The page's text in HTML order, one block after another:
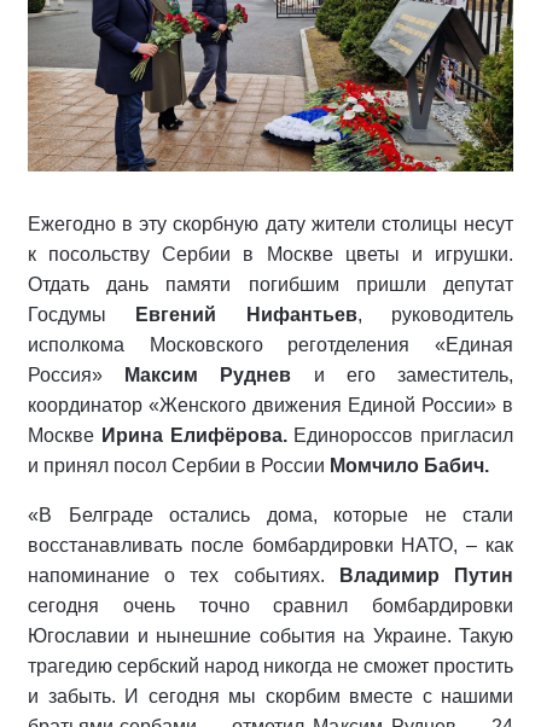
Ежегодно в эту скорбную дату жители столицы несут
к посольству Сербии в Москве цветы и игрушки.
Отдать дань памяти погибшим пришли депутат
Госдумы
Евгений Нифантьев, руководитель
исполкома Московского реготделения «Единая
Россия»
Максим Руднев и его заместитель,
координатор «Женского движения Единой России» в
Москве Ирина Елифёрова. Единороссов пригласил
и принял посол Сербии в России Момчило Бабич.
«В Белграде остались дома, которые не стали
восстанавливать после бомбардировки НАТО, – как
напоминание о тех событиях.
Владимир Путин
сегодня очень точно сравнил бомбардировки
Югославии и нынешние события на Украине. Такую
трагедию сербский народ никогда не сможет простить
и забыть. И сегодня мы скорбим вместе с нашими